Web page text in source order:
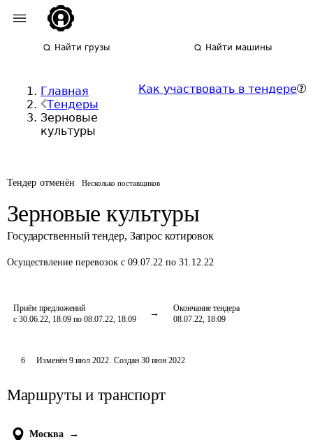
Найти грузы Найти машины
Главная
Тендеры
Зерновые
культуры
Как участвовать в тендере
Тендер отменён Несколько поставщиков
Зерновые культуры
Государственный тендер, Запрос котировок
Осуществление перевозок с 09.07.22 по 31.12.22
Приём предложений
с 30.06.22, 18:09 по 08.07.22, 18:09
Окончание тендера
08.07.22, 18:09
6 Изменён 9 июл 2022. Создан 30 июн 2022
Маршруты и транспорт
Москва
→